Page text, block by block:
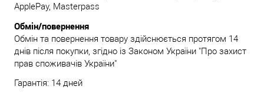
ApplePay, Masterpass
Обмін/повернення
Обмін та повернення товару здійснюється протягом 14
днів після покупки, згідно із Законом України "Про захист
прав споживачів України"
Гарантія: 14 дней